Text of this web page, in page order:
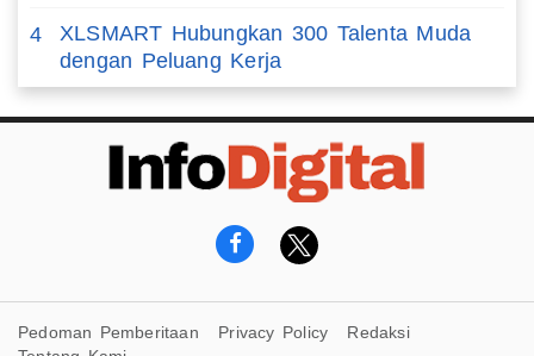
4
XLSMART Hubungkan 300 Talenta Muda
dengan Peluang Kerja
Pedoman Pemberitaan Privacy Policy
Redaksi